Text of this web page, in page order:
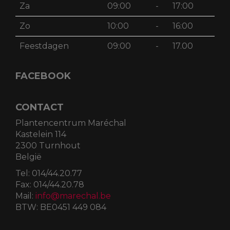
Za 09:00 - 17:00
Zo 10:00 - 16:00
Feestdagen 09:00 - 17.00
FACEBOOK
CONTACT
Plantencentrum Maréchal
Kastelein 114
2300 Turnhout
België
Tel: 014/44.20.77
Fax: 014/44.20.78
Mail: info@marechal.be
BTW: BE0451 449 084